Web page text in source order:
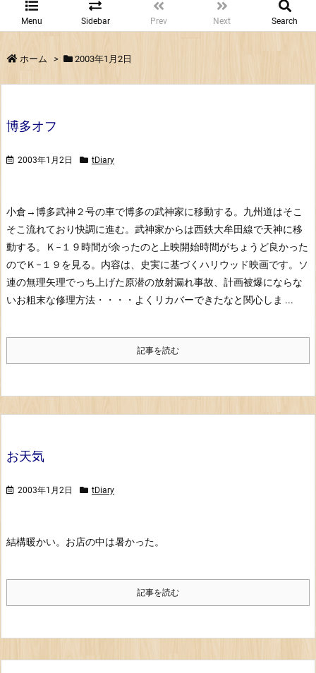
Menu Sidebar Prev Next Search
ホーム > 2003年1月2日
博多オフ
2003年1月2日 tDiary
小倉→博多武神２号の車で博多の武神家に移動する。九州道はそこ
そこ流れており快調に進む。 武神家からは西鉄大牟田線で天神に移
動する。
Ｋ−１９時間が余ったのと上映開始時間がちょうど良かった
のでＫ−１９を見る。 内容は、史実に基づくハリウッド映画です。ソ
連の無理矢理でっち上げた原潜の放射漏れ事故、計画被爆にならな
いお粗末な修理方法・・・・よくリカバーできたなと関心しま ...
記事を読む
お天気
2003年1月2日 tDiary
結構暖かい。お店の中は暑かった。
記事を読む